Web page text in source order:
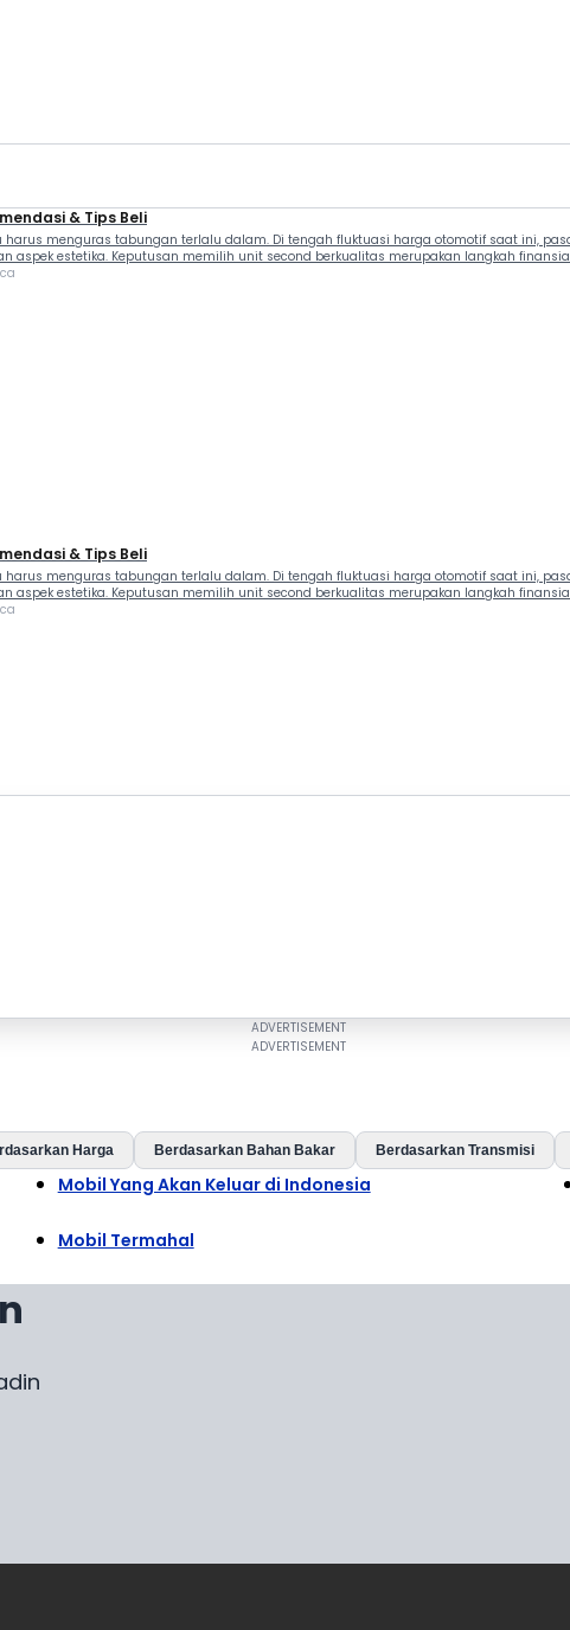
& Tips Beli
menguras tabungan terlalu dalam. Di tengah fluktuasi harga otomotif saat ini,
estetika. Keputusan memilih unit second berkualitas merupakan langkah
& Tips Beli
menguras tabungan terlalu dalam. Di tengah fluktuasi harga otomotif saat ini,
estetika. Keputusan memilih unit second berkualitas merupakan langkah
Harga Berdasarkan Bahan Bakar Berdasarkan Transmisi
Mobil Yang Akan Keluar di Indonesia
Mobil Termahal